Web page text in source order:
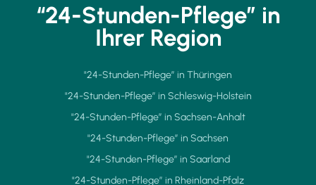
“24-Stunden-Pflege” in
Ihrer Region
"24-Stunden-Pflege” in Thüringen
"24-Stunden-Pflege” in Schleswig-Holstein
"24-Stunden-Pflege” in Sachsen-Anhalt
"24-Stunden-Pflege” in Sachsen
"24-Stunden-Pflege” in Saarland
"24-Stunden-Pflege” in Rheinland-Pfalz